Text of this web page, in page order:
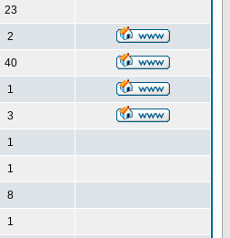
23
2
40
1
3
1
1
8
1